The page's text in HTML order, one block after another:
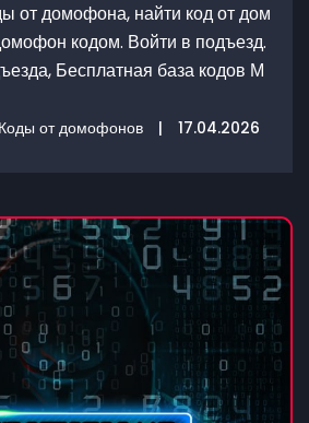
от домофона, найти код от дом
кодом. Войти в подъезд.
Бесплатная база кодов М
Коды от домофонов | 17.04.2026